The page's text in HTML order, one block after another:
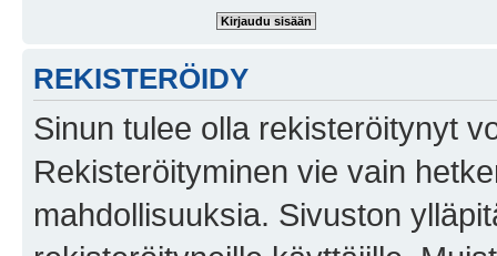
REKISTERÖIDY
Sinun tulee olla rekisteröitynyt
Rekisteröityminen vie vain
mahdollisuuksia. Sivuston